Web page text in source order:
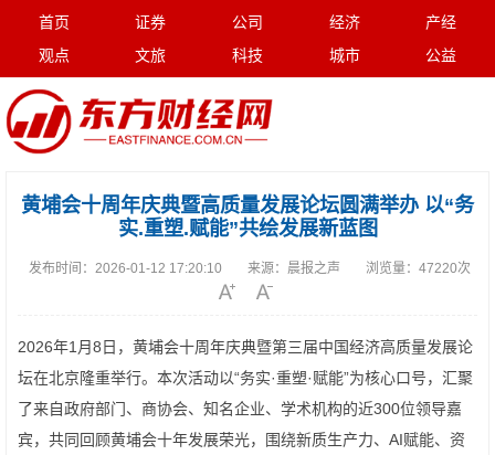
首页 证券 公司 经济
产经
观点
文旅 科技 城市 公益
黄埔会十周年庆典暨高质量发展论坛圆满举办 以“务
实.重塑.赋能”共绘发展新蓝图
发布时间： 2026-01-12 17:20:10 来源： 晨报之声 浏览量： 47220次
2026年1月8日，黄埔会十周年庆典暨第三届中国经济高质量发展论
坛在北京隆重举行。本次活动以“务实·重塑·赋能”为核心口号，汇聚
了来自政府部门、商协会、知名企业、学术机构的近300位领导嘉
宾，共同回顾黄埔会十年发展荣光，围绕新质生产力、AI赋能、资